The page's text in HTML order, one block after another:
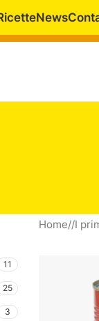
News
11
25
3
Home/ I